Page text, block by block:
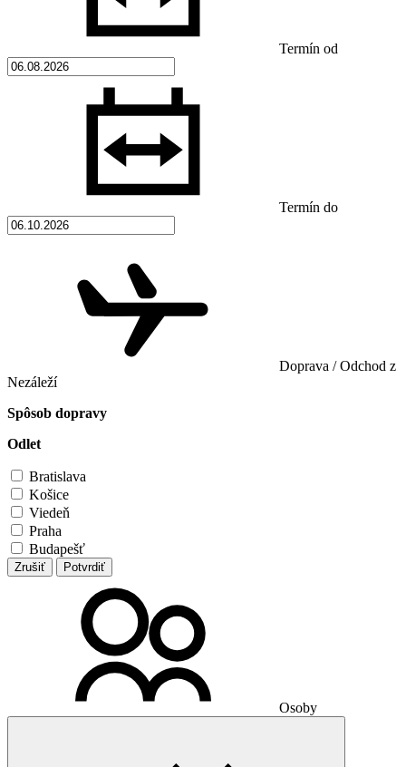
Termín od
Termín do
Doprava / Odchod z
Nezáleží
Spôsob dopravy
Odlet
Bratislava
Košice
Viedeň
Praha
Budapešť
Zrušiť Potvrdiť
Osoby